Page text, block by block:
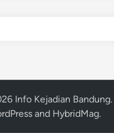
Info Kejadian Bandung.
and HybridMag.